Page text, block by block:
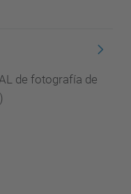
de fotografía de